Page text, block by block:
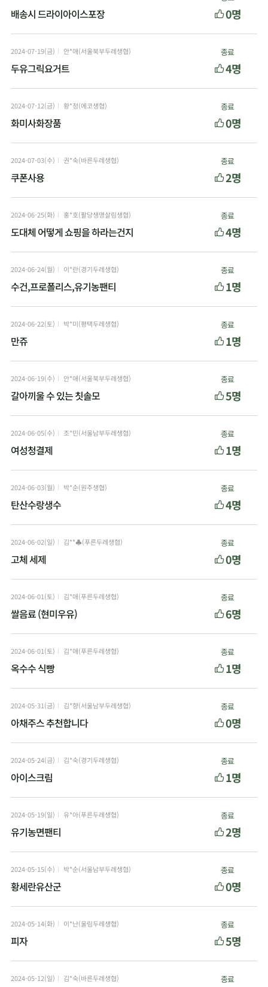
배송시 드라이아이스포장 0명
2024-07-19(금) 안*애(서울북부두레생협)
두유그릭요거트
종료
4명
2024-07-12(금) 황*정(에코생협)
화미사화장품
종료
0명
2024-07-03(수) 권*숙(바른두레생협)
쿠폰사용
종료
2명
2024-06-25(화) 홍*호(팔당생명살림생협)
도대체 어떻게 쇼핑을 하라는건지
종료
4명
2024-06-24(월) 이*란(경기두레생협)
수건,프로폴리스,유기농팬티
종료
1명
2024-06-22(토) 박*미(평택두레생협)
만쥬
종료
1명
2024-06-19(수) 안*애(서울북부두레생협)
갈아끼울 수 있는 칫솔모
종료
5명
2024-06-05(수) 조*민(서울남부두레생협)
여성청결제
종료
1명
2024-06-03(월) 박*순(원주생협)
탄산수랑생수
종료
4명
2024-06-02(일) 김**♣(푸른두레생협)
고체 세제
종료
0명
2024-06-01(토) 김*애(푸른두레생협)
쌀음료 (현미우유)
종료
6명
2024-06-01(토) 김*애(푸른두레생협)
옥수수 식빵
종료
1명
2024-05-31(금) 김*향(서울남부두레생협)
아채주스 추천합니다
종료
0명
2024-05-24(금) 김*숙(경기두레생협)
아이스크림
종료
1명
2024-05-19(일) 유*아(푸른두레생협)
유기농면팬티
종료
2명
2024-05-15(수) 박*순(서울남부두레생협)
황세란유산군
종료
0명
2024-05-14(화) 이*난(울림두레생협)
피자
종료
5명
2024-05-12(일) 김*숙(바른두레생협) 종료